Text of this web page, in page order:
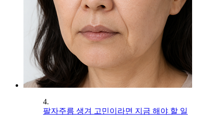
4.
팔자주름 생겨 고민이라면 지금 해야 할 일